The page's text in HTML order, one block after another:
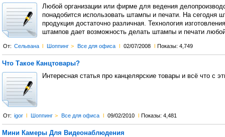
Любой организации или фирме для ведения
понадобится использовать штампы и печати. На сегодня
продукция достаточно различная. Технология
штампов дает возможность делать штампы и печати
От: Cельвана l Шоппинг > Все для офиса l 02/07/2008 l Показы: 4,749
Что Такое Канцтовары?
Интересная статья про канцелярские товары и всё что с
От: igor l Шоппинг > Все для офиса l 09/02/2010 l Показы: 4,481
Мини Камеры Для Видеонаблюдения